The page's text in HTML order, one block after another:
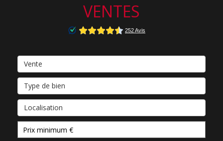
VENTES
Vente
Type de bien
Localisation